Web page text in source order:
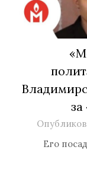
Его